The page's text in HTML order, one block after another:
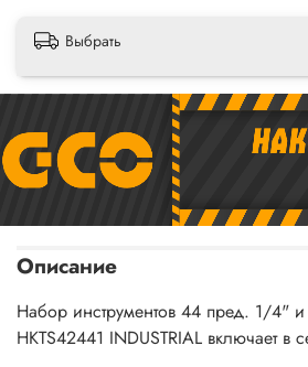
Выбрать
Описание
Набор инструментов 44 пред. 1/4"
HKTS42441 INDUSTRIAL включает в